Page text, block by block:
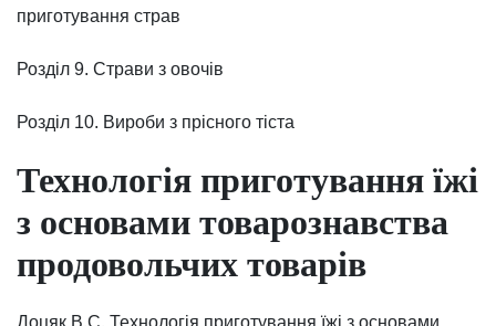
приготування страв
Розділ 9. Страви з овочів
Розділ 10. Вироби з прісного тіста
Технологія приготування їжі
з основами товарознавства
продовольчих товарів
Доцяк В.С. Технологія приготування їжі з основами